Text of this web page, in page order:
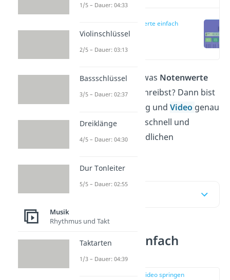
Notenwerte einfach
erklärt
Du möchtest wissen, was Notenwerte
sind und wie du sie schreibst? Dann bist
du bei unserem Beitrag und Video genau
richtig! Hier lernst du schnell und
einfach die unterschiedlichen
Notenwerte kennen.
Notenwerte einfach
erklärt
zur Stelle im Video springen
1/5 – Dauer: 04:33
Violinschlüssel
2/5 – Dauer: 03:13
Bassschlüssel
3/5 – Dauer: 02:37
Dreiklänge
4/5 – Dauer: 04:30
Dur Tonleiter
5/5 – Dauer: 02:55
Musik
Rhythmus und Takt
Taktarten
1/3 – Dauer: 04:39